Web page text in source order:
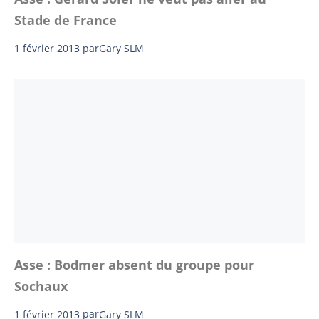
Stade de France
1 février 2013 parGary SLM
Asse : Bodmer absent du groupe pour
Sochaux
1 février 2013 parGary SLM